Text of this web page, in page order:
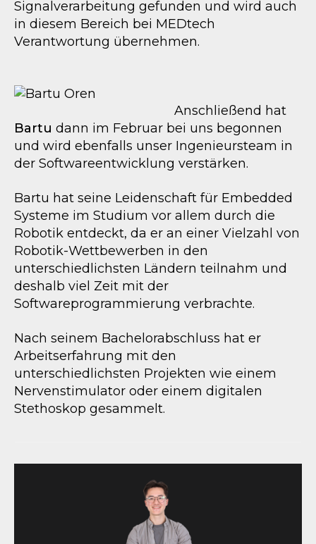
Signalverarbeitung gefunden und wird auch
in diesem Bereich bei MEDtech
Verantwortung übernehmen.
Anschließend hat
Bartu dann im Februar bei uns begonnen
und wird ebenfalls unser Ingenieursteam in
der Softwareentwicklung verstärken.
Bartu hat seine Leidenschaft für Embedded
Systeme im Studium vor allem durch die
Robotik entdeckt, da er an einer Vielzahl von
Robotik-Wettbewerben in den
unterschiedlichsten Ländern teilnahm und
deshalb viel Zeit mit der
Softwareprogrammierung verbrachte.
Nach seinem Bachelorabschluss hat er
Arbeitserfahrung mit den
unterschiedlichsten Projekten wie einem
Nervenstimulator oder einem digitalen
Stethoskop gesammelt.